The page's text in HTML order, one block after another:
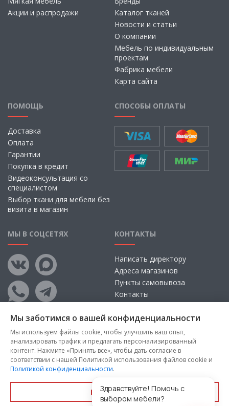
Акции и распродажи
Каталог тканей
Новости и статьи
О компании
Мебель по индивидуальным
проектам
Фабрика мебели
Карта сайта
ПОМОЩЬ
Доставка
Оплата
Гарантии
Покупка в кредит
Видеоконсультация со
специалистом
Выбор ткани для мебели без
визита в магазин
СПОСОБЫ ОПЛАТЫ
МЫ В СОЦСЕТЯХ КОНТАКТЫ
Написать директору
Адреса магазинов
Пункты самовывоза
Контакты
Copyright © 2026, ООО «100 Диванов» — Все права защищены
Администрация Сайта не несет ответственности за
размещаемые Пользователями материалы, их содержание,
качество.
Мы заботимся о вашей конфиденциальности
Мы используем файлы cookie, чтобы улучшить ваш опыт,
анализировать трафик и предлагать персонализированный
контент. Нажмите «Принять все», чтобы дать согласие в
соответствии с нашей Политикой использования файлов cookie и
Политикой конфиденциальности.
Принять все
Здравствуйте! Помочь с
выбором мебели?